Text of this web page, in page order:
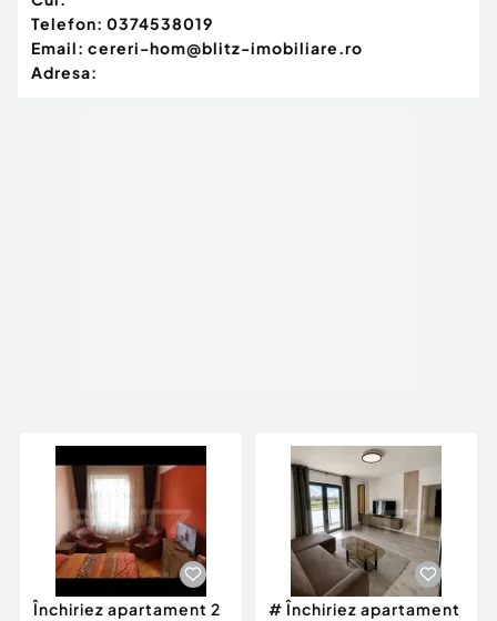
Telefon: 0374538019
Email: cereri-hom@blitz-imobiliare.ro
Adresa:
Închiriez apartament 2
# Închiriez apartament